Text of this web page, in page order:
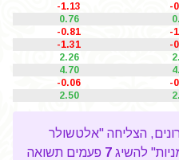
-
-1.13
0.76
-
-0.81
-
-1.31
2.26
4.70
-
-0.06
2.50
האחרונים, הצליחה "אלטשולר
להשיג 7 פעמים תשואה